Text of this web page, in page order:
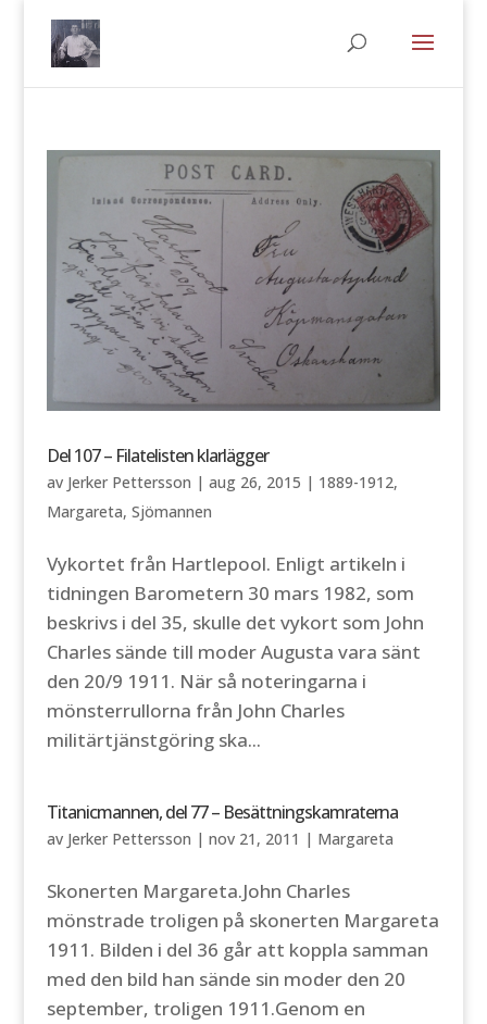
Del 107 – Filatelisten klarlägger
av Jerker Pettersson | aug 26, 2015 | 1889-1912,
Margareta, Sjömannen
Vykortet från Hartlepool. Enligt artikeln i
tidningen Barometern 30 mars 1982, som
beskrivs i del 35, skulle det vykort som John
Charles sände till moder Augusta vara sänt
den 20/9 1911. När så noteringarna i
mönsterrullorna från John Charles
militärtjänstgöring ska...
Titanicmannen, del 77 – Besättningskamraterna
av Jerker Pettersson | nov 21, 2011 | Margareta
Skonerten Margareta.John Charles
mönstrade troligen på skonerten Margareta
1911. Bilden i del 36 går att koppla samman
med den bild han sände sin moder den 20
september, troligen 1911.Genom en